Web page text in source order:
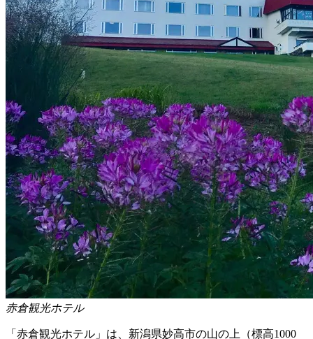
赤倉観光ホテル
「赤倉観光ホテル」は、 新潟県妙高市の山の上（標高1000